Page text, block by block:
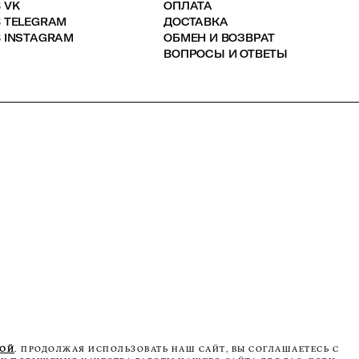
ОПЛАТА
ДОСТАВКА
ОБМЕН И ВОЗВРАТ
ВОПРОСЫ И ОТВЕТЫ
. ПРОДОЛЖАЯ ИСПОЛЬЗОВАТЬ НАШ САЙТ, ВЫ СОГЛАШАЕТЕСЬ С